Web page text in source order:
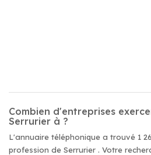
Combien d'entreprises
Serrurier à ?
L'annuaire téléphonique a trouvé 1
profession de Serrurier . Votre